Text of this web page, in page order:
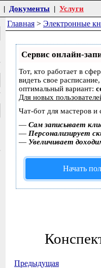
| Документы | Услуги
Главная > Электронные
Сервис онлайн-
Тот, кто работает в
видеть свое
оптимальный вариант:
Для новых
Чат-бот для мастеров и
— Сам записывает
— Персонализирует
— Увеличивает
Начать
Предыдущая